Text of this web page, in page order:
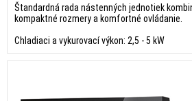
Štandardná rada nástenných jednotiek
kompaktné rozmery a komfortné ovládanie.
Chladiaci a vykurovací výkon: 2,5 - 5 kW